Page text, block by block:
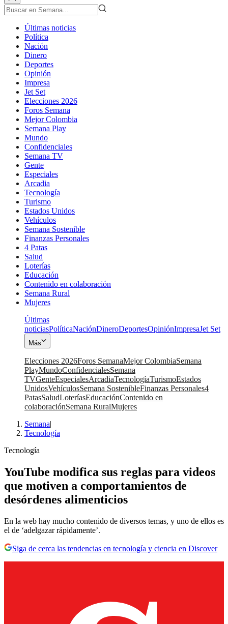
Últimas noticias
Política
Nación
Dinero
Deportes
Opinión
Impresa
Jet Set
Elecciones 2026
Foros Semana
Mejor Colombia
Semana Play
Mundo
Confidenciales
Semana TV
Gente
Especiales
Arcadia
Tecnología
Turismo
Estados Unidos
Vehículos
Semana Sostenible
Finanzas Personales
4 Patas
Salud
Loterías
Educación
Contenido en colaboración
Semana Rural
Mujeres
Últimas
noticiasPolíticaNaciónDineroDeportesOpiniónImpresaJet Set
Más
Elecciones 2026Foros SemanaMejor ColombiaSemana
PlayMundoConfidencialesSemana
TVGenteEspecialesArcadiaTecnologíaTurismoEstados
UnidosVehículosSemana SostenibleFinanzas Personales4
PatasSaludLoteríasEducaciónContenido en
colaboraciónSemana RuralMujeres
Semana|
Tecnología
Tecnología
YouTube modifica sus reglas para videos
que motiven a comportamientos de
desórdenes alimenticios
En la web hay mucho contenido de diversos temas, y uno de ellos es
el de ‘adelgazar rápidamente’.
Siga de cerca las tendencias en tecnología y ciencia en Discover